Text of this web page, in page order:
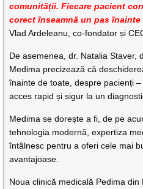
comunității. Fiecare pacient
corect înseamnă un pas înainte
Vlad Ardeleanu, co-fondator și
De asemenea, dr. Natalia Staver,
Medima precizează că
înainte de toate, despre pacienți
acces rapid și sigur la un
Medima se dorește a fi, de pe
tehnologia modernă, expertiza
întâlnesc pentru a oferi cele mai
avantajoase.
Noua clinică medicală Pedima